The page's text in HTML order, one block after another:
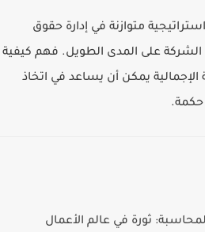
متوازنة في إدارة حقوق
على المدى الطويل. فهم كيفية
الإجمالية يمكن أن يساعد في اتخاذ
حكمة.
ثورة في عالم الأعمال